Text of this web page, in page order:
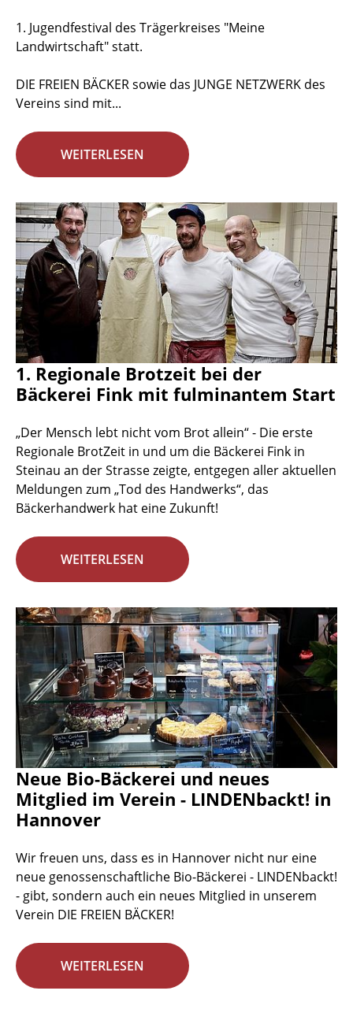
1. Jugendfestival des Trägerkreises "Meine
Landwirtschaft" statt.
DIE FREIEN BÄCKER sowie das JUNGE NETZWERK des
Vereins sind mit...
WEITERLESEN
1. Regionale Brotzeit bei der
Bäckerei Fink mit fulminantem Start
„Der Mensch lebt nicht vom Brot allein“ - Die erste
Regionale BrotZeit in und um die Bäckerei Fink in
Steinau an der Strasse zeigte, entgegen aller aktuellen
Meldungen zum „Tod des Handwerks“, das
Bäckerhandwerk hat eine Zukunft!
WEITERLESEN
Neue Bio-Bäckerei und neues
Mitglied im Verein - LINDENbackt! in
Hannover
Wir freuen uns, dass es in Hannover nicht nur eine
neue genossenschaftliche Bio-Bäckerei - LINDENbackt!
- gibt, sondern auch ein neues Mitglied in unserem
Verein DIE FREIEN BÄCKER!
WEITERLESEN